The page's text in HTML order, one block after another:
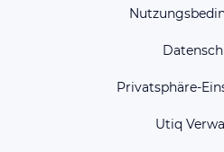
Privatsphäre-
Utiq